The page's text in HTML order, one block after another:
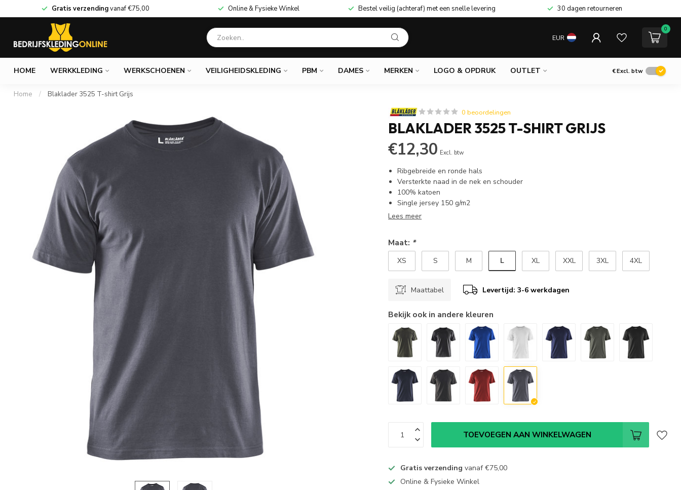
Gratis verzendingvanaf€75,00 Online & Fysieke Winkel Bestel veilig (achteraf) met een snelle levering 30 dagen retourneren
EUR
0
HOME WERKKLEDING WERKSCHOENEN VEILIGHEIDSKLEDING PBM DAMES MERKEN LOGO & OPDRUK OUTLET €Excl. btw
Home / Blaklader 3525 T-shirt Grijs
0 beoordelingen
BLAKLADER 3525 T-SHIRT GRIJS
€12,30 Excl. btw
Ribgebreide en ronde hals
Versterkte naad in de nek en schouder
100% katoen
Single jersey 150 g/m2
Lees meer
Maat: *
XS S M L XL XXL 3XL 4XL
Maattabel Levertijd: 3-6 werkdagen
Bekijk ook in andere kleuren
TOEVOEGEN AAN WINKELWAGEN
Gratis verzending vanaf€75,00
Online & Fysieke Winkel